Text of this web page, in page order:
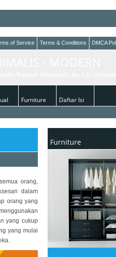
of Service Terms & Conditions DMCA
Furniture Daftar Isi
orang,
dalam
orang yang
yang cukup
yang mulai
Furniture